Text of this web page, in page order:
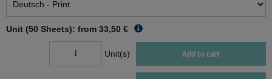
Unit (50 Sheets): from 33,50 €
Unit(s) Add to cart